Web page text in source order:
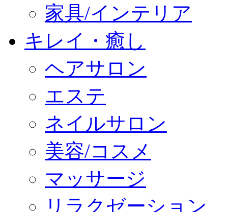
家具/インテリア
キレイ・癒し
ヘアサロン
エステ
ネイルサロン
美容/コスメ
マッサージ
リラクゼーション